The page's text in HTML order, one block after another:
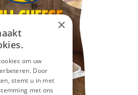
×
om uw
Door
stemt u in met
met ons